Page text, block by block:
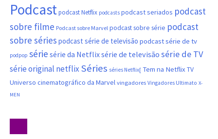
Podcastpodcast Netflix podcasts podcast seriados podcast
sobre filme Podcast sobre Marvel podcast sobre série podcast
sobre séries podcast série de televisão podcast série de tv
podpop série série da Netflixsérie de televisão série de TV
série original netflix Séries séries Netflix[ Tem na Netflix TV
Universo cinematográfico da Marvel vingadores Vingadores Ultimato X-
MEN